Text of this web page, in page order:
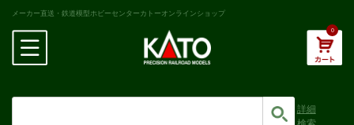
メーカー直送・鉄道模型ホビーセンターカトーオンラインショップ
0
詳細